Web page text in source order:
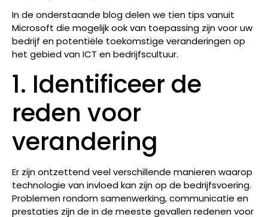
In de onderstaande blog delen we tien tips vanuit
Microsoft die mogelijk ook van toepassing zijn voor uw
bedrijf en potentiële toekomstige veranderingen op
het gebied van ICT en bedrijfscultuur.
1. Identificeer de
reden voor
verandering
Er zijn ontzettend veel verschillende manieren waarop
technologie van invloed kan zijn op de bedrijfsvoering.
Problemen rondom samenwerking, communicatie en
prestaties zijn de in de meeste gevallen redenen voor